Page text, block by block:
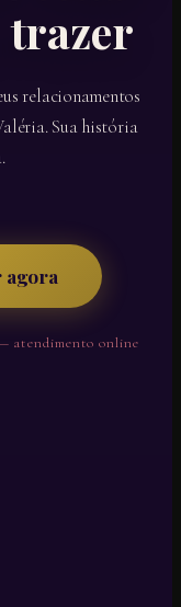
trazer
relacionamentos
Sua história
agora
atendimento online